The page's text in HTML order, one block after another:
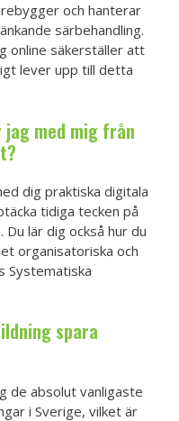
och hanterar
särbehandling.
online säkerställer att
lever upp till detta
med mig från
dig praktiska digitala
tidiga tecken på
lär dig också hur du
organisatoriska och
Systematiska
spara
de absolut vanligaste
i Sverige, vilket är